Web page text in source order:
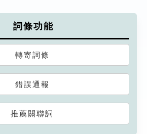
詞條功能
轉寄詞條
錯誤通報
推薦關聯詞